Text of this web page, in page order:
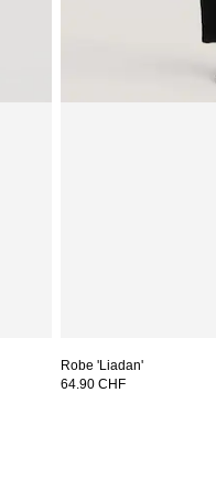
Robe 'Liadan'
64.90 CHF